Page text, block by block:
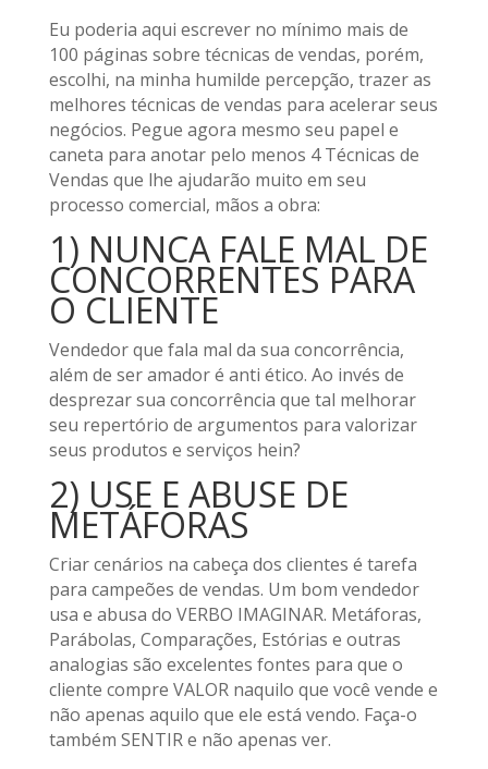
Eu poderia aqui escrever no mínimo mais de
100 páginas sobre técnicas de vendas, porém,
escolhi, na minha humilde percepção, trazer as
melhores técnicas de vendas para acelerar seus
negócios. Pegue agora mesmo seu papel e
caneta para anotar pelo menos 4 Técnicas de
Vendas que lhe ajudarão muito em seu
processo comercial, mãos a obra:
1) NUNCA FALE MAL DE
CONCORRENTES PARA
O CLIENTE
Vendedor que fala mal da sua concorrência,
além de ser amador é anti ético. Ao invés de
desprezar sua concorrência que tal melhorar
seu repertório de argumentos para valorizar
seus produtos e serviços hein?
2) USE E ABUSE DE
METÁFORAS
Criar cenários na cabeça dos clientes é tarefa
para campeões de vendas. Um bom vendedor
usa e abusa do VERBO IMAGINAR. Metáforas,
Parábolas, Comparações, Estórias e outras
analogias são excelentes fontes para que o
cliente compre VALOR naquilo que você vende e
não apenas aquilo que ele está vendo. Faça-o
também SENTIR e não apenas ver.